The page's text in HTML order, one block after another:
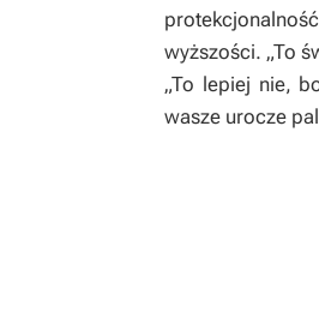
wyższości. „To
„To lepiej nie,
wasze urocze